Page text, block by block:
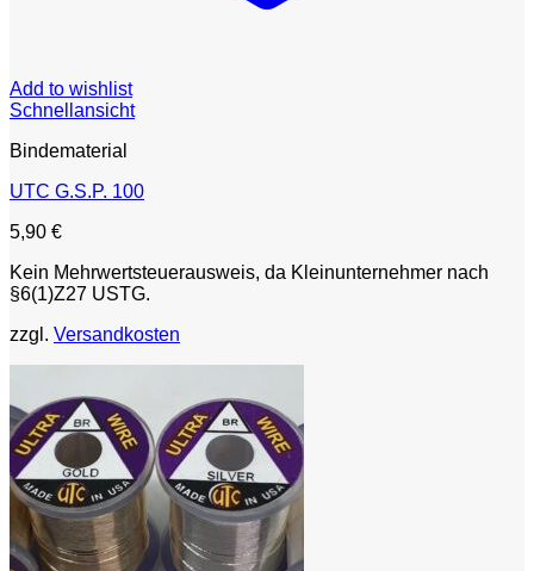
Add to wishlist
Schnellansicht
Bindematerial
UTC G.S.P. 100
5,90 €
Kein Mehrwertsteuerausweis, da Kleinunternehmer nach
§6(1)Z27 USTG.
zzgl. Versandkosten